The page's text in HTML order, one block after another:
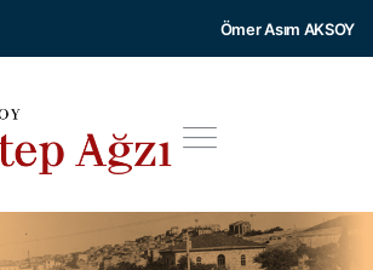
Ömer Asım AKSOY